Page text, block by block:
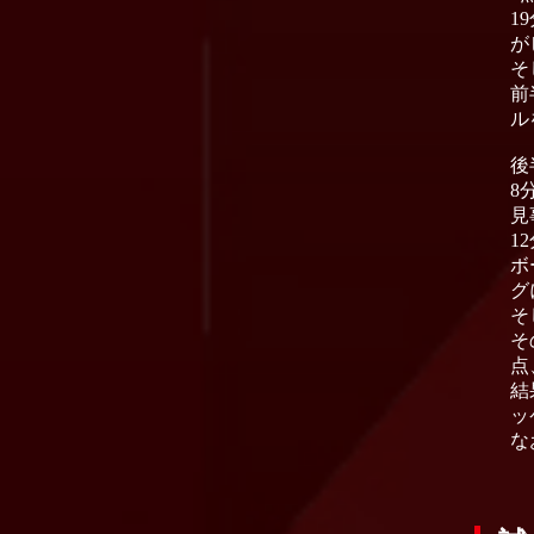
が
そ
前
後
8
ボ
グ
そ
そ
結
な